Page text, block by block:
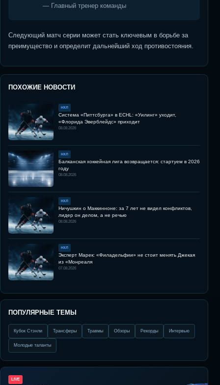
— Главный тренер команды
Следующий матч серии может стать ключевым в борьбе за
преимущество и определит дальнейший ход противостояния.
ПОХОЖИЕ НОВОСТИ
НХЛ
Система «Питтсбурга» в ECHL: «Уилинг» уходит,
«Флорида Эверблейдс» приходит
08.08.2026
НХЛ
Балканская хоккейная лига возвращается: стартуем в 2026
году
08.08.2026
НХЛ
Ничушкин о Маккинноне: за 7 лет не видел конфликтов,
лидер он делом, а не речью
08.08.2026
НХЛ
Эксперт Марек: «Филадельфии» не стоит менять Джекая
из «Монреаля
07.08.2026
ПОПУЛЯРНЫЕ ТЕМЫ
Кубок Стэнли Трансферы Травмы Обзоры Рекорды Интервью
Молодые таланты
LIVE